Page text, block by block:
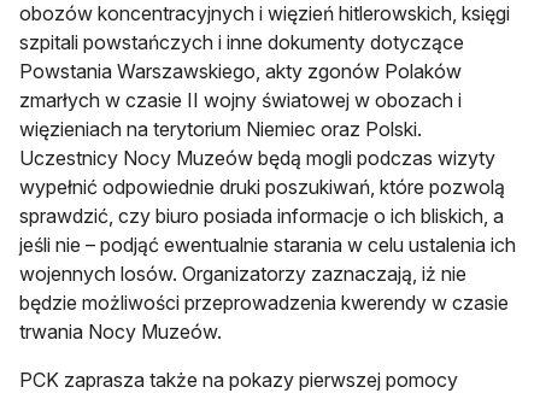
obozów koncentracyjnych i więzień hitlerowskich, księgi
szpitali powstańczych i inne dokumenty dotyczące
Powstania Warszawskiego, akty zgonów Polaków
zmarłych w czasie II wojny światowej w obozach i
więzieniach na terytorium Niemiec oraz Polski.
Uczestnicy Nocy Muzeów będą mogli podczas wizyty
wypełnić odpowiednie druki poszukiwań, które pozwolą
sprawdzić, czy biuro posiada informacje o ich bliskich, a
jeśli nie – podjąć ewentualnie starania w celu ustalenia ich
wojennych losów. Organizatorzy zaznaczają, iż nie
będzie możliwości przeprowadzenia kwerendy w czasie
trwania Nocy Muzeów.
PCK zaprasza także na pokazy pierwszej pomocy